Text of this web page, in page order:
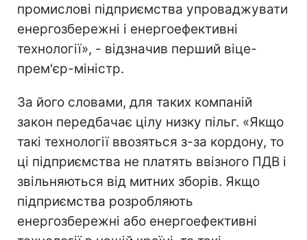
промислові підприємства упроваджувати
енергозбережні і енергоефективні
технології», - відзначив перший віце-
прем'єр-міністр.
За його словами, для таких компаній
закон передбачає цілу низку пільг. «Якщо
такі технології ввозяться з-за кордону, то
ці підприємства не платять ввізного ПДВ і
звільняються від митних зборів. Якщо
підприємства розробляють
енергозбережні або енергоефективні